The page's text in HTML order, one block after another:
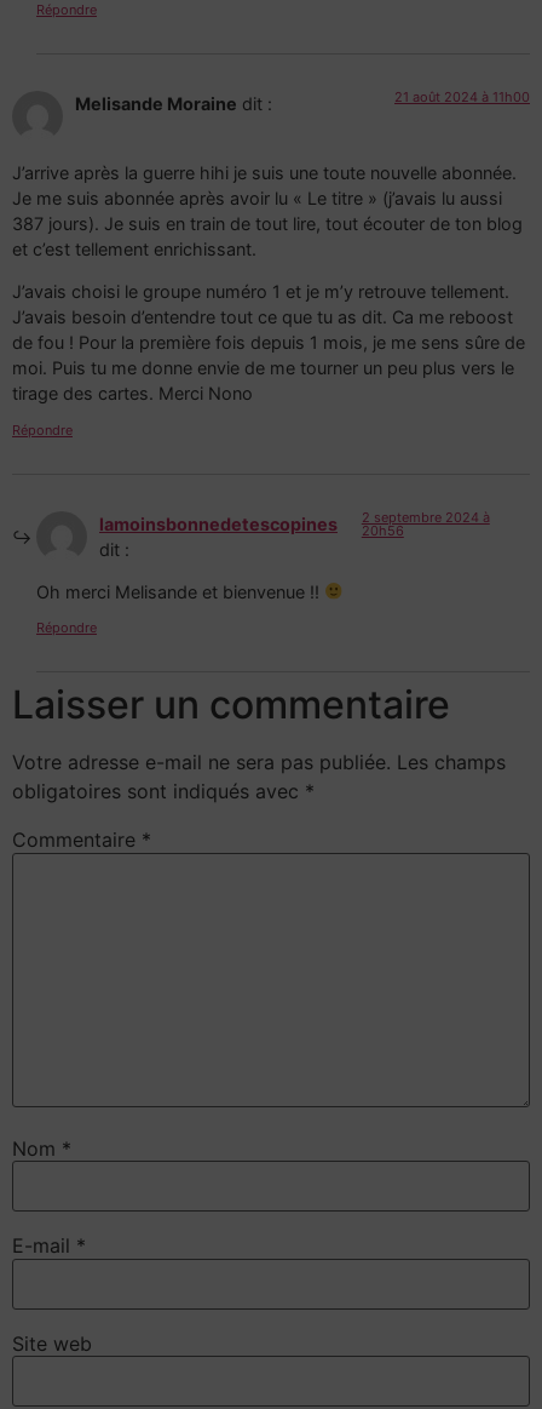
Répondre
Melisande Moraine dit : 21 août 2024 à 11h00
J’arrive après la guerre hihi je suis une toute nouvelle abonnée.
Je me suis abonnée après avoir lu « Le titre » (j’avais lu aussi
387 jours). Je suis en train de tout lire, tout écouter de ton blog
et c’est tellement enrichissant.
J’avais choisi le groupe numéro 1 et je m’y retrouve tellement.
J’avais besoin d’entendre tout ce que tu as dit. Ca me reboost
de fou ! Pour la première fois depuis 1 mois, je me sens sûre de
moi. Puis tu me donne envie de me tourner un peu plus vers le
tirage des cartes. Merci Nono
Répondre
lamoinsbonnedetescopines
dit :
2 septembre 2024 à
20h56
Oh merci Melisande et bienvenue !!
Répondre
Laisser un commentaire
Votre adresse e-mail ne sera pas publiée. Les champs
obligatoires sont indiqués avec *
Commentaire *
Nom *
E-mail *
Site web